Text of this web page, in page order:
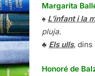
Margarita
♠ L’infant i la
pluja.
♣ Els ulls, dins
Honoré de